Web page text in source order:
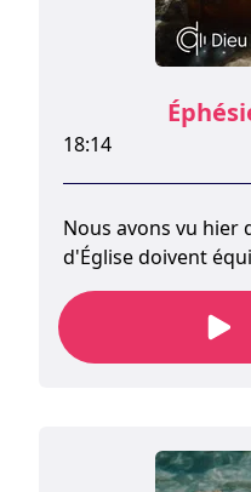
18:14
Nous avons vu hier
d'Église doivent
service, afin
fidèles. Le verset 13
supplémentaires.